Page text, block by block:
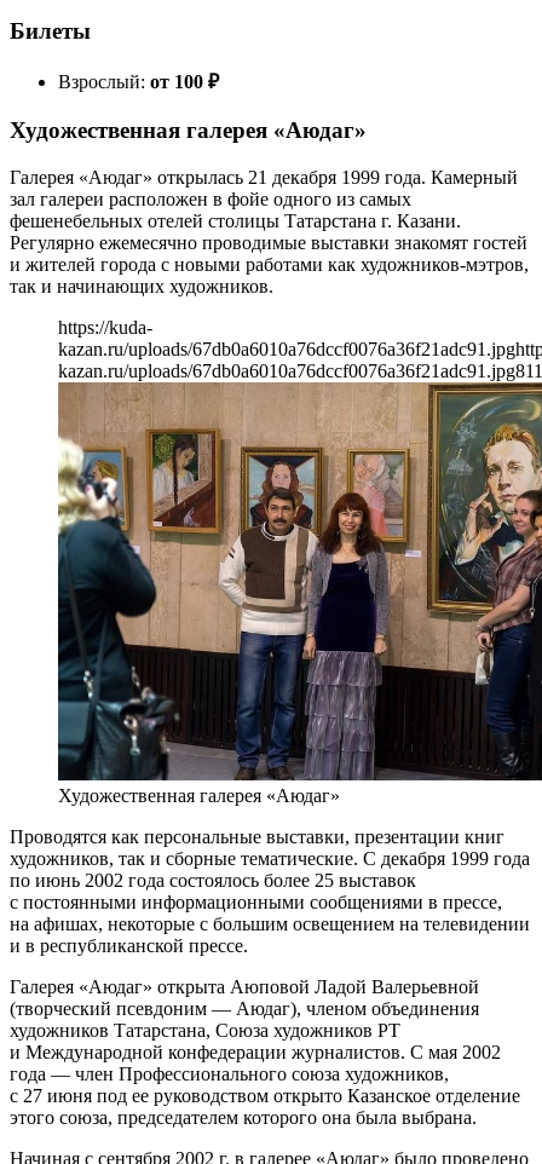
Билеты
Взрослый: от 100 ₽
Художественная галерея «Аюдаг»
Галерея «Аюдаг» открылась 21 декабря 1999 года. Камерный
зал галереи расположен в фойе одного из самых
фешенебельных отелей столицы Татарстана г. Казани.
Регулярно ежемесячно проводимые выставки знакомят гостей
и жителей города с новыми работами как художников-мэтров,
так и начинающих художников.
https://kuda-
kazan.ru/uploads/67db0a6010a76dccf0076a36f21adc91.jpg
kazan.ru/uploads/67db0a6010a76dccf0076a36f21adc91.jpg811
Художественная галерея «Аюдаг»
Проводятся как персональные выставки, презентации книг
художников, так и сборные тематические. С декабря 1999 года
по июнь 2002 года состоялось более 25 выставок
с постоянными информационными сообщениями в прессе,
на афишах, некоторые с большим освещением на телевидении
и в республиканской прессе.
Галерея «Аюдаг» открыта Аюповой Ладой Валерьевной
(творческий псевдоним — Аюдаг), членом объединения
художников Татарстана, Союза художников РТ
и Международной конфедерации журналистов. С мая 2002
года — член Профессионального союза художников,
с 27 июня под ее руководством открыто Казанское отделение
этого союза, председателем которого она была выбрана.
Начиная с сентября 2002 г. в галерее «Аюдаг» было проведено